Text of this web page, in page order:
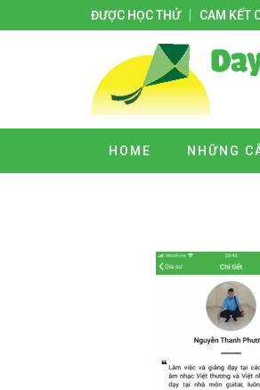
ĐƯỢC HỌC THỬ CAM KẾT
HOME NHỮNG